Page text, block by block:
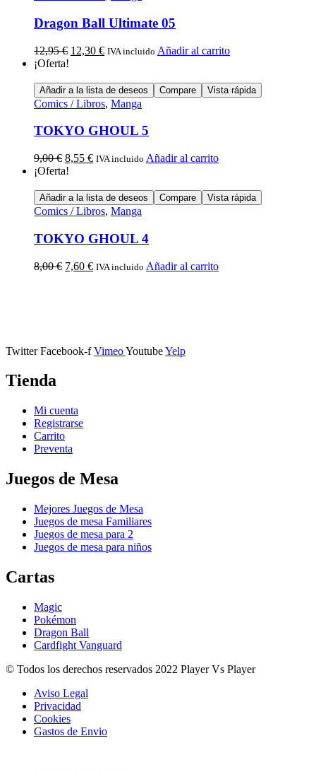
Dragon Ball Ultimate 05
12,95€ 12,30 € IVA incluido Añadir al carrito
¡Oferta!
Añadir a la lista de deseos Compare Vista rápida
Comics / Libros, Manga
TOKYO GHOUL 5
9,00€ 8,55 € IVA incluido Añadir al carrito
¡Oferta!
Añadir a la lista de deseos Compare Vista rápida
Comics / Libros, Manga
TOKYO GHOUL 4
8,00€ 7,60 € IVA incluido Añadir al carrito
Twitter Facebook-f VimeoYoutubeYelp
Tienda
Mi cuenta
Registrarse
Carrito
Preventa
Juegos de Mesa
Mejores Juegos de Mesa
Juegos de mesa Familiares
Juegos de mesa para 2
Juegos de mesa para niños
Cartas
Magic
Pokémon
Dragon Ball
Cardfight Vanguard
© Todos los derechos reservados 2022 Player Vs Player
Aviso Legal
Privacidad
Cookies
Gastos de Envio